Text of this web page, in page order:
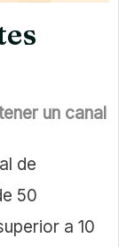
un canal
de
50
a 10